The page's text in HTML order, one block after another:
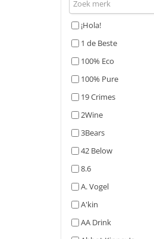
Coop
Dekamarkt
Dirk
Flink
Hoogvliet
Jumbo
Plus
Spar
Vomar
Webwinkels
Xenos
¡Hola!
1 de Beste
100% Eco
100% Pure
19 Crimes
2Wine
3Bears
42 Below
8.6
A. Vogel
A'kin
AA Drink